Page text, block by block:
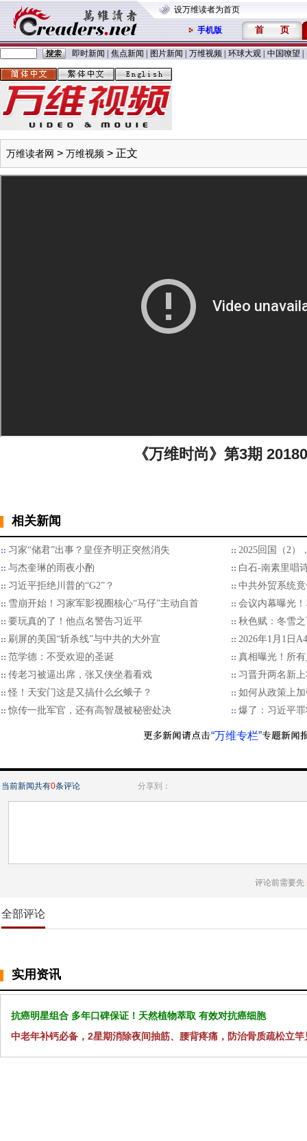
设万维读者为首页
手机版 首 页
即时新闻 焦点新闻 图片新闻 万维视频 环球大观 中国嘹望
万维读者网 > 万维视频 > 正文
《万维时尚》第3期
相关新闻
习家“储君”出事？皇侄齐明正突然消失
2025回国（2）
与杰奎琳的雨夜小酌
白石-南素里唱
习近平拒绝川普的“G2”？
中共外贸系统
雪崩开始！习家军影视圈核心“马仔”主动自首
会议内幕曝光
要玩真的了！他点名警告习近平
秋色赋：冬雪
刷屏的美国“斩杀线”与中共的大外宣
2026年1月1日
范学德：不受欢迎的圣诞
真相曝光！所
传老习被逼出席，张又侠坐着看戏
习晋升两名新
怪！天安门这是又搞什么幺蛾子？
如何从政策上
惊传一批军官，还有高智晟被秘密处决
爆了：习近平
“万维专栏”
当前新闻共有0条评论 分享到：
评论前需要先
全部评论
实用资讯
抗癌明星组合 多年口碑保证！天然植物萃取 有效对抗癌细胞
中老年补钙必备，2星期消除夜间抽筋、腰背疼痛，防治骨质疏松立竿